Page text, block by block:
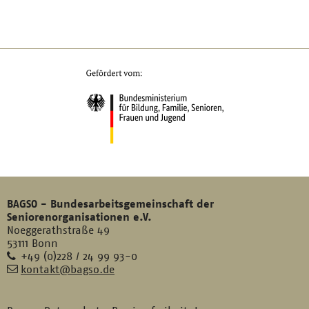
BAGSO - Bundesarbeitsgemeinschaft der
Seniorenorganisationen e.V.
Noeggerathstraße 49
53111 Bonn
Telefon
+49 (0)228 / 24 99 93-0
E- kontakt@bagso.de